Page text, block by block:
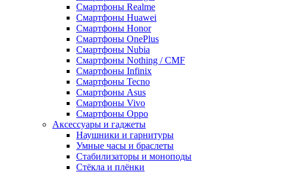
Смартфоны Realme
Смартфоны Huawei
Смартфоны Honor
Смартфоны OnePlus
Смартфоны Nubia
Смартфоны Nothing / CMF
Смартфоны Infinix
Смартфоны Tecno
Смартфоны Asus
Смартфоны Vivo
Смартфоны Oppo
Аксессуары и гаджеты
Наушники и гарнитуры
Умные часы и браслеты
Стабилизаторы и моноподы
Стёкла и плёнки